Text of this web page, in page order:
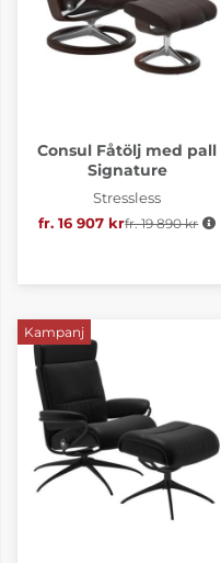
Consul Fåtölj med pall
Signature
Stressless
fr. 16 907 krOrdinarie pris:
fr. 19 890 kr
Kampanj